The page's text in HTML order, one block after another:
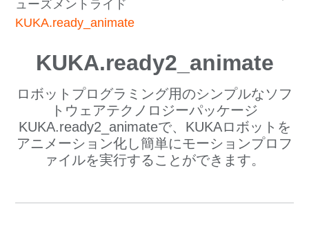
ューズメントライド
KUKA.ready_animate
KUKA.ready2_animate
ロボットプログラミング用のシンプルなソフ
トウェアテクノロジーパッケージ
KUKA.ready2_animateで、KUKAロボットを
アニメーション化し簡単にモーションプロフ
ァイルを実行することができます。